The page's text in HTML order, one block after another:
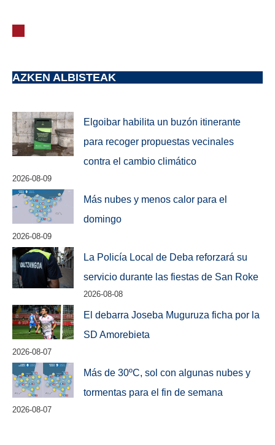
AZKEN ALBISTEAK
Elgoibar habilita un buzón itinerante
para recoger propuestas vecinales
contra el cambio climático
2026-08-09
Más nubes y menos calor para el
domingo
2026-08-09
La Policía Local de Deba reforzará su
servicio durante las fiestas de San Roke
2026-08-08
El debarra Joseba Muguruza ficha por la
SD Amorebieta
2026-08-07
Más de 30ºC, sol con algunas nubes y
tormentas para el fin de semana
2026-08-07